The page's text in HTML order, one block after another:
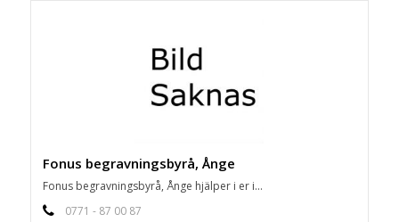
Fonus begravningsbyrå, Ånge
Fonus begravningsbyrå, Ånge hjälper i er i...
0771 - 87 00 87